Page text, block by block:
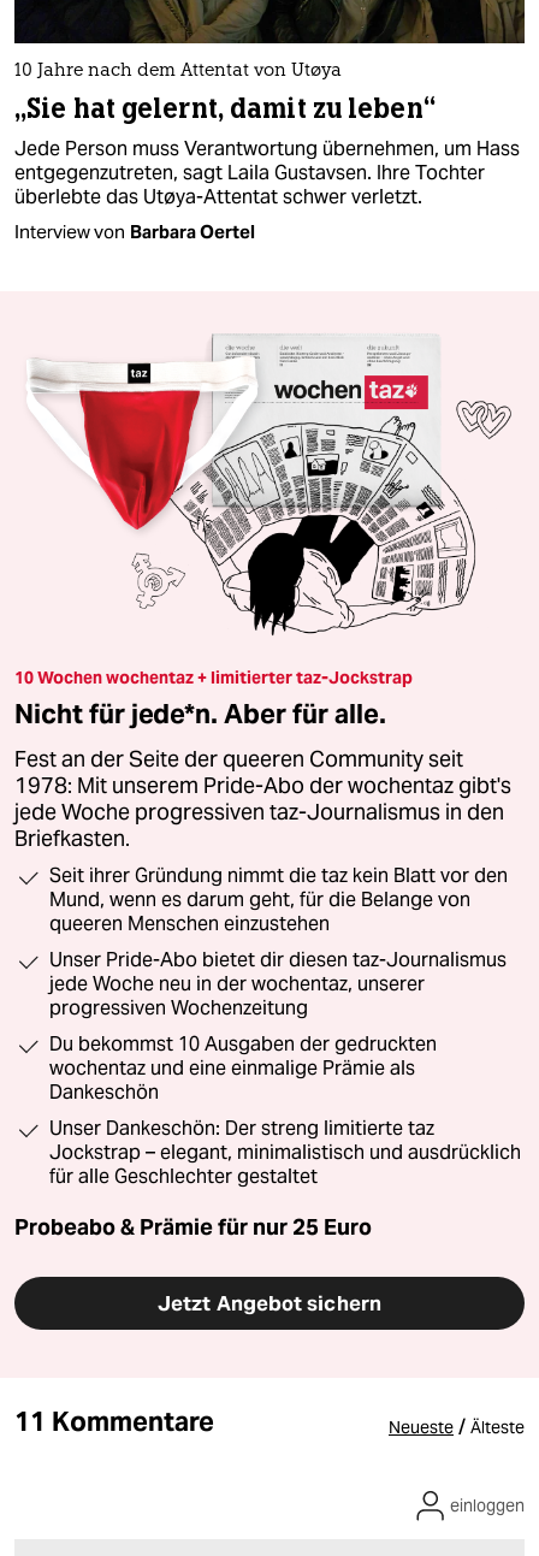
10 Jahre nach dem Attentat von Utøya
„Sie hat gelernt, damit zu leben“
Jede Person muss Verantwortung übernehmen, um Hass
entgegenzutreten, sagt Laila Gustavsen. Ihre Tochter
überlebte das Utøya-Attentat schwer verletzt.
Interview von Barbara Oertel
10 Wochen wochentaz + limitierter taz-Jockstrap
Nicht für jede*n. Aber für alle.
Fest an der Seite der queeren Community seit
1978: Mit unserem Pride-Abo der wochentaz gibt's
jede Woche progressiven taz-Journalismus in den
Briefkasten.
Seit ihrer Gründung nimmt die taz kein Blatt vor den
Mund, wenn es darum geht, für die Belange von
queeren Menschen einzustehen
Unser Pride-Abo bietet dir diesen taz-Journalismus
jede Woche neu in der wochentaz, unserer
progressiven Wochenzeitung
Du bekommst 10 Ausgaben der gedruckten
wochentaz und eine einmalige Prämie als
Dankeschön
Unser Dankeschön: Der streng limitierte taz
Jockstrap – elegant, minimalistisch und ausdrücklich
für alle Geschlechter gestaltet
Probeabo & Prämie für nur 25 Euro
Jetzt Angebot sichern
11 Kommentare Neueste / Älteste
einloggen